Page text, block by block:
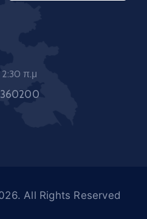
π.μ
All Rights Reserved